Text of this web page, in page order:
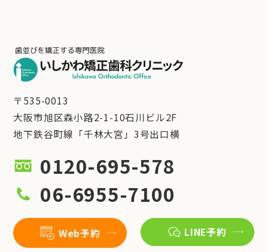
〒535-0013
大阪市旭区森小路2-1-10石川ビル2F
地下鉄谷町線「千林大宮」3号出口横
0120-695-578
06-6955-7100
Web予約 LINE予約